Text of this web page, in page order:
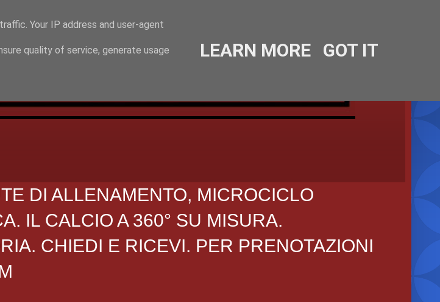
DI ALLENAMENTO, MICROCICLO
IL CALCIO A 360° SU MISURA.
CHIEDI E RICEVI. PER PRENOTAZIONI
Your IP address and user-agent
quality of service, generate usage LEARN MORE GOT IT